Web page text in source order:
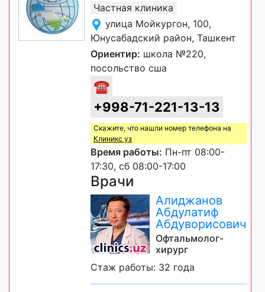
Частная клиника
улица Мойкургон, 100,
Юнусабадский район, Ташкент
Ориентир: школа №220,
посольство сша
☎
+998-71-221-13-13
Скажите, что нашли номер телефона на
Клиникс уз
Время работы: Пн-пт 08:00-
17:30, сб 08:00-17:00
Врачи
Алиджанов
Абдулатиф
Абдуворисович
Офтальмолог-
хирург
Стаж работы: 32 года